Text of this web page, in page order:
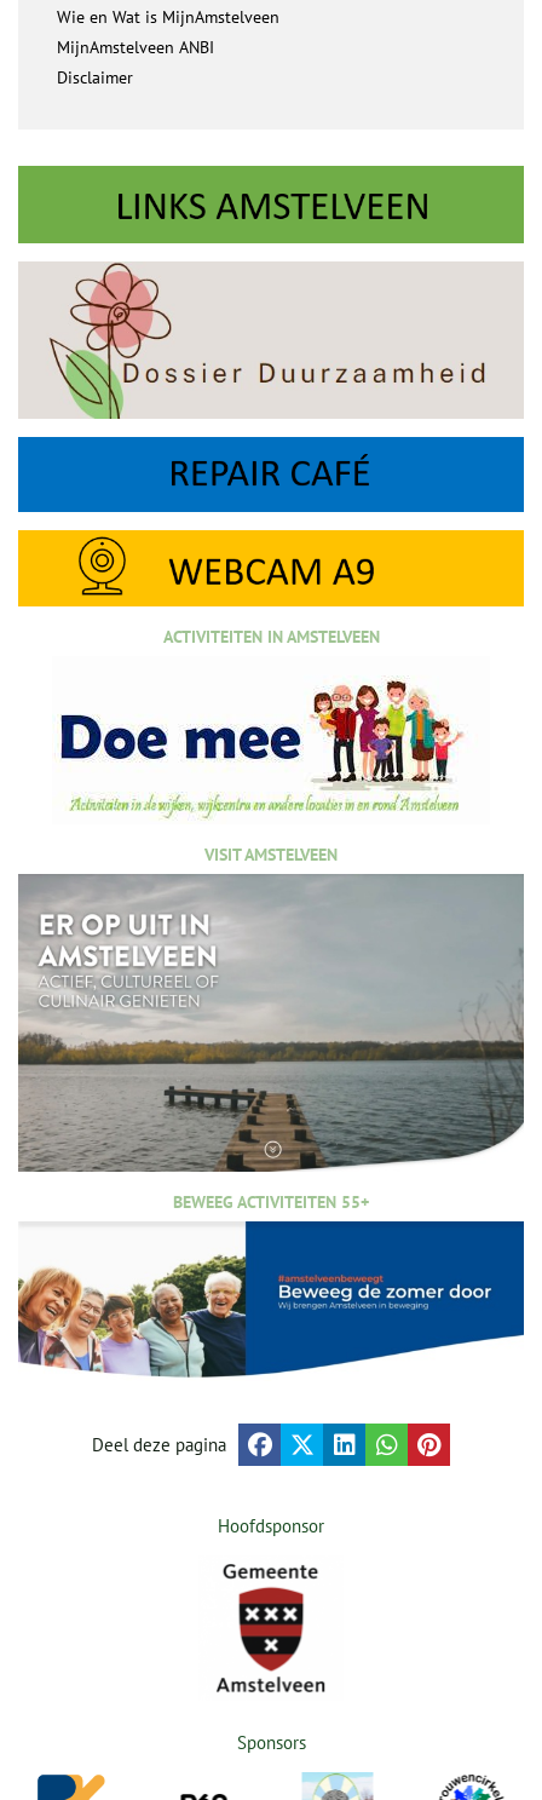
Wie en Wat is MijnAmstelveen
MijnAmstelveen ANBI
Disclaimer
ACTIVITEITEN IN AMSTELVEEN
VISIT AMSTELVEEN
BEWEEG ACTIVITEITEN 55+
Deel deze pagina
Hoofdsponsor
Sponsors